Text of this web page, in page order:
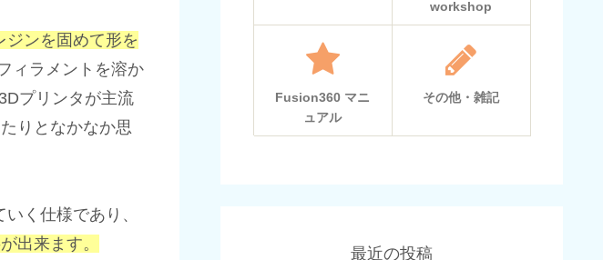
ジンを固めて形を
ィラメントを溶か
プリンタが主流
りとなかなか思
く仕様であり、
出来ます。
workshop
Fusion360 マニ
ュアル
その他・雑記
最近の投稿